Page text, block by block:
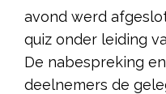
avond werd
quiz onder leiding
De nabespreking
deelnemers de